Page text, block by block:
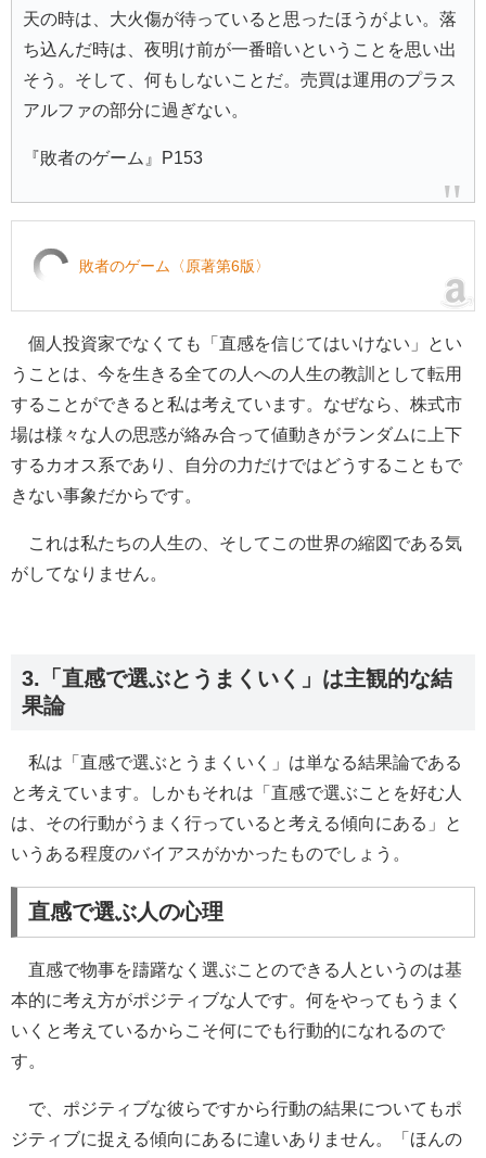
天の時は、大火傷が待っていると思ったほうがよい。落
ち込んだ時は、夜明け前が一番暗いということを思い出
そう。そして、何もしないことだ。売買は運用のプラス
アルファの部分に過ぎない。
『敗者のゲーム』P153
敗者のゲーム〈原著第6版〉
個人投資家でなくても「直感を信じてはいけない」とい
うことは、今を生きる全ての人への人生の教訓として転用
することができると私は考えています。なぜなら、株式市
場は様々な人の思惑が絡み合って値動きがランダムに上下
するカオス系であり、自分の力だけではどうすることもで
きない事象だからです。
これは私たちの人生の、そしてこの世界の縮図である気
がしてなりません。
3.「直感で選ぶとうまくいく」は主観的な結
果論
私は「直感で選ぶとうまくいく」は単なる結果論である
と考えています。しかもそれは「直感で選ぶことを好む人
は、その行動がうまく行っていると考える傾向にある」と
いうある程度のバイアスがかかったものでしょう。
直感で選ぶ人の心理
直感で物事を躊躇なく選ぶことのできる人というのは基
本的に考え方がポジティブな人です。何をやってもうまく
いくと考えているからこそ何にでも行動的になれるので
す。
で、ポジティブな彼らですから行動の結果についてもポ
ジティブに捉える傾向にあるに違いありません。「ほんの